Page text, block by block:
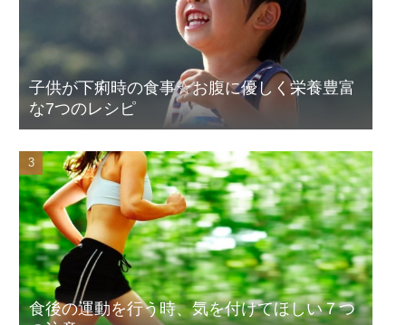
子供が下痢時の食事☆お腹に優しく栄養豊富
な7つのレシピ
食後の運動を行う時、気を付けてほしい７つ